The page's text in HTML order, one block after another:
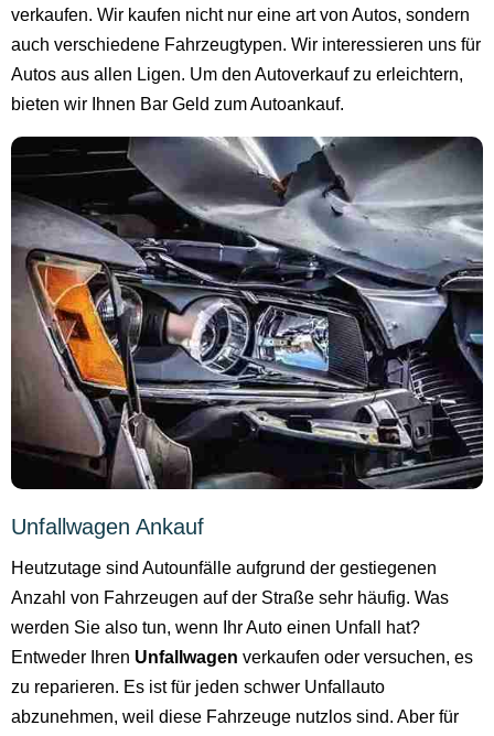
verkaufen. Wir kaufen nicht nur eine art von Autos, sondern
auch verschiedene Fahrzeugtypen. Wir interessieren uns für
Autos aus allen Ligen. Um den Autoverkauf zu erleichtern,
bieten wir Ihnen Bar Geld zum Autoankauf.
Unfallwagen Ankauf
Heutzutage sind Autounfälle aufgrund der gestiegenen
Anzahl von Fahrzeugen auf der Straße sehr häufig. Was
werden Sie also tun, wenn Ihr Auto einen Unfall hat?
Entweder Ihren Unfallwagen verkaufen oder versuchen, es
zu reparieren. Es ist für jeden schwer Unfallauto
abzunehmen, weil diese Fahrzeuge nutzlos sind. Aber für